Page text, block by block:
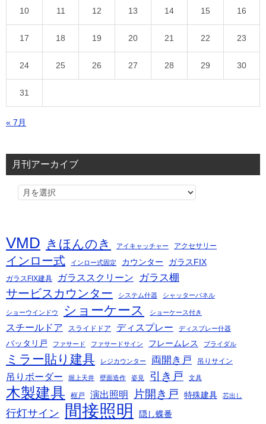
10 11 12 13 14 15 16
17 18 19 20 21 22 23
24 25 26 27 28 29 30
31
« 7月
月刊アーカイブ
VMD きほんのき アイキャッチャー アクセサリー
インロー式 インロー式固定 カウンター ガラスFIX
ガラスFIX建具 ガラススクリーン ガラス棚
サービスカウンター システム什器 シャッターパネル
ショーウインドウ ショーケース ショーケース付き
スチールドア スライドドア ディスプレー ディスプレー什器
バッタリ戸 ファサード ファサードサイン フレームレス ブライダル
ミラー貼り建具 レジカウンター 両開き戸 吊りサイン
吊りボーダー 堀上天井 壁面造作 姿見 引き戸 文具
木製建具 框戸 演出照明 片開き戸 特殊建具 芯出し
行灯サイン 間接照明 隠し蝶番